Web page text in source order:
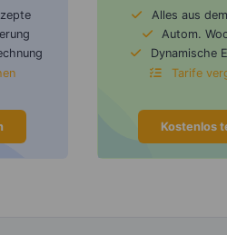
Alles aus dem
Autom.
Dynamische
Tarife
Kostenlos